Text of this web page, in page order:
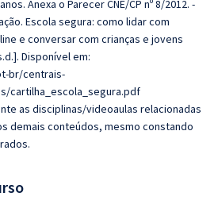
Anexa o Parecer CNE/CP nº 8/2012. -
Escola segura: como lidar com
e conversar com crianças e jovens
Disponível em:
br/centrais-
cartilha_escola_segura.pdf
as disciplinas/videoaulas relacionadas
demais conteúdos, mesmo constando